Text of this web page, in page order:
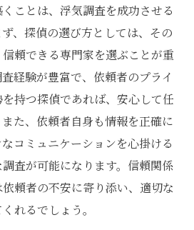
効性の確認
さえ方
ト東京都豊島区で信頼できる
法
評判を調べる方法
明性を確認する
ターケアを見る
偵の利点
メリットとデメリット
ことは、浮気調査を成功させる
、探偵の選び方としては、その
頼できる専門家を選ぶことが重
経験が豊富で、依頼者のプライ
持つ探偵であれば、安心して任
た、依頼者自身も情報を正確に
コミュニケーションを心掛ける
査が可能になります。信頼関係
頼者の不安に寄り添い、適切な
れるでしょう。